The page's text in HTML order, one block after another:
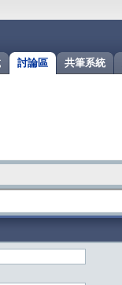
共筆系統
討論區